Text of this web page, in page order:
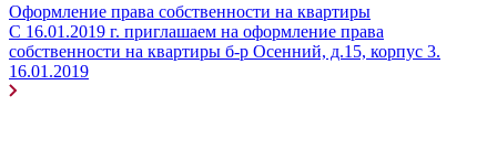
Оформление права собственности на квартиры
С 16.01.2019 г. приглашаем на оформление права
собственности на квартиры б-р Осенний, д.15, корпус 3.
16.01.2019